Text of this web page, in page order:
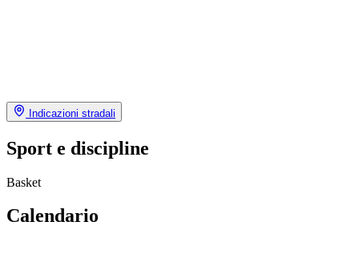
Indicazioni stradali
Sport e discipline
Basket
Calendario